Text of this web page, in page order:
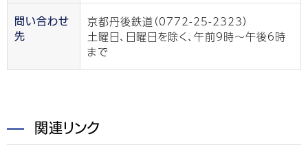
問い合わせ
先
京都丹後鉄道（0772-25-2323）
土曜日、日曜日を除く、午前9時〜午後6時
まで
関連リンク